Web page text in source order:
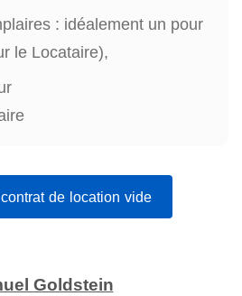
: idéalement un pour
le Locataire),
de location vide
Goldstein